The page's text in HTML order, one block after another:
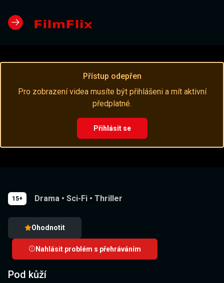
Přístup odepřen
Pro zobrazení videa musíte být přihlášeni a mít aktivní
předplatné.
Přihlásit se
15+ Drama • Sci-Fi • Thriller
Ohodnotit
Nahlásit problém s přehráváním
Pod kůží